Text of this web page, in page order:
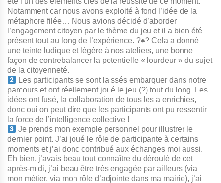
Notamment car nous avons exploité à fond l’idée de la
métaphore filée… Nous avions décidé d’aborder
l’engagement citoyen par le thème du jeu et il a bien été
présent tout au long de l’expérience. ?♠️? Cela a donné
une teinte ludique et légère à nos ateliers, une bonne
façon de contrebalancer la potentielle « lourdeur » du sujet
de la citoyenneté.
Les participants se sont laissés embarquer dans notre
parcours et ont réellement joué le jeu (?) tout du long. Les
idées ont fusé, la collaboration de tous les a enrichies,
donc oui on peut dire que les participants ont pu ressentir
la force de l’intelligence collective !
Je prends mon exemple personnel pour illustrer le
dernier point. J’ai joué le rôle de participante à certains
moments et j’ai donc contribué aux échanges moi aussi.
Eh bien, j’avais beau tout connaître du déroulé de cet
après-midi, j’ai beau être très engagée par ailleurs (via
mon métier, via mon rôle d’adjointe dans ma mairie), j’ai